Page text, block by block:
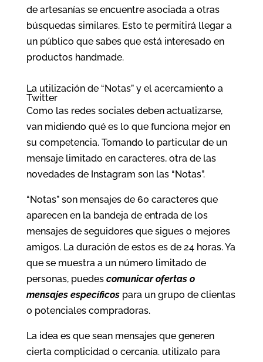
de artesanías se encuentre asociada a otras
búsquedas similares. Esto te permitirá llegar a
un público que sabes que está interesado en
productos handmade.
La utilización de “Notas” y el acercamiento a
Twitter
Como las redes sociales deben actualizarse,
van midiendo qué es lo que funciona mejor en
su competencia. Tomando lo particular de un
mensaje limitado en caracteres, otra de las
novedades de Instagram son las “Notas”.
“Notas” son mensajes de 60 caracteres que
aparecen en la bandeja de entrada de los
mensajes de seguidores que sigues o mejores
amigos. La duración de estos es de 24 horas. Ya
que se muestra a un número limitado de
personas, puedes comunicar ofertas o
mensajes específicospara un grupo de clientas
o potenciales compradoras.
La idea es que sean mensajes que generen
cierta complicidad o cercanía. utilizalo para